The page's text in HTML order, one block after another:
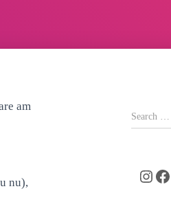
am
nu),
S
e
Instagram Facebook